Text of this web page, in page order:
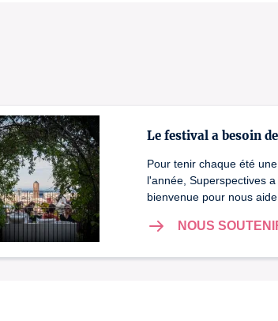
Le festival a besoin
Pour tenir chaque été
l'année, Superspectives
bienvenue pour nous
NOUS